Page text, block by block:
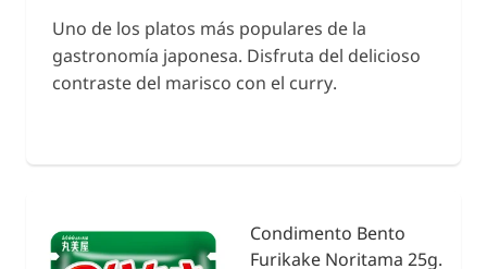
Uno de los platos más populares de la
gastronomía japonesa. Disfruta del delicioso
contraste del marisco con el curry.
Condimento Bento
Furikake Noritama 25g.